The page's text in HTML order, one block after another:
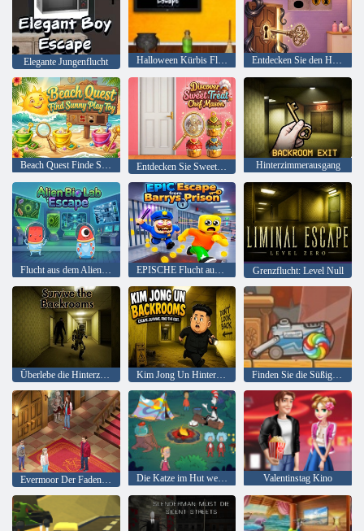
Elegante Jungenflucht Halloween Kürbis Flucht Entdecken Sie den Haarkünstler Nolan
Beach Quest Finde Sunny Play Toy Entdecken Sie Sweet Treat Chef Mason Hinterzimmerausgang
Flucht aus dem Alien-Biolabor EPISCHE Flucht aus dem Barrys-Gefängnis Grenzflucht: Level Null
Überlebe die Hinterzimmer Kim Jong Un Hinterzimmer Finden Sie die Süßigkeit
Die Katze im Hut weiß viel über das! Lagerzeit Valentinstag Kino